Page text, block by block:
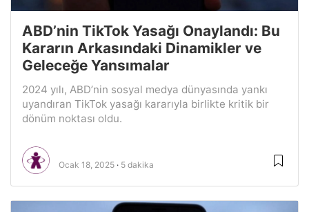
ABD’nin TikTok Yasağı Onaylandı: Bu
Kararın Arkasındaki Dinamikler ve
Geleceğe Yansımalar
2024 yılı, ABD’nin sosyal medya dünyasında yankı
uyandıran TikTok yasağı kararıyla birlikte kritik bir
dönüm noktası oldu.
Ocak 18, 2025 5 dakika